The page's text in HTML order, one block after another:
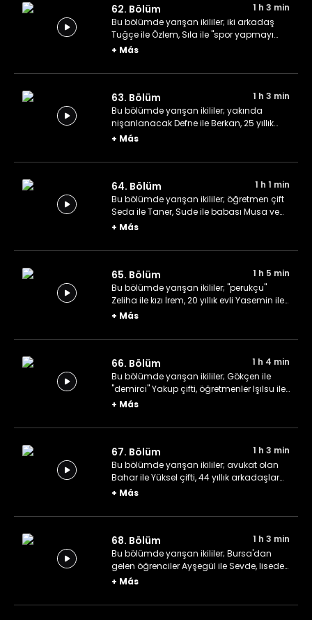
62. Bölüm
1 h 3 min
Bu bölümde yarışan ikililer; iki arkadaş
Tuğçe ile Özlem, Sıla ile "spor yapmayı
sever" Miray ve "Türkiye 12'ncisi" Burak ile
+ Más
63. Bölüm
1 h 3 min
Bu bölümde yarışan ikililer; yakında
nişanlanacak Defne ile Berkan, 25 yıllık
arkadaşlar Esra ile Ebru ve Serdal ile
+ Más
64. Bölüm
1 h 1 min
Bu bölümde yarışan ikililer; öğretmen çift
Seda ile Taner, Sude ile babası Musa ve
"hukukçular masası" İremsu ile Ediz.
+ Más
65. Bölüm
1 h 5 min
Bu bölümde yarışan ikililer; "perukçu"
Zeliha ile kızı İrem, 20 yıllık evli Yasemin ile
Özer çifti ve liseden beri arkadaş olan
+ Más
66. Bölüm
1 h 4 min
Bu bölümde yarışan ikililer; Gökçen ile
"demirci" Yakup çifti, öğretmenler Işılsu ile
Betül ve "çok dilli" İdil ile Emre ikilisi.
+ Más
67. Bölüm
1 h 3 min
Bu bölümde yarışan ikililer; avukat olan
Bahar ile Yüksel çifti, 44 yıllık arkadaşlar
Mehmet ile Fuat ve üniversite öğrencileri
+ Más
68. Bölüm
1 h 3 min
Bu bölümde yarışan ikililer; Bursa'dan
gelen öğrenciler Ayşegül ile Sevde, liseden
beri arkadaş olan Yaren ile Melis ve
+ Más